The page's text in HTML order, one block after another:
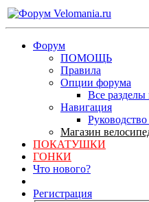
Форум
ПОМОЩЬ
Правила
Опции форума
Все
Навигация
Руководство
Магазин
ПОКАТУШКИ
ГОНКИ
Что нового?
Регистрация